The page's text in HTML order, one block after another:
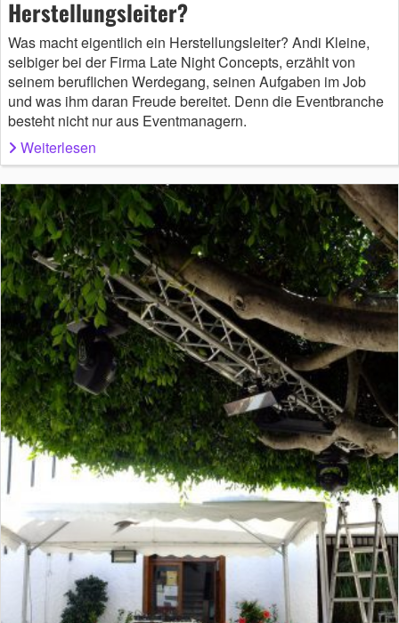
Herstellungsleiter?
Was macht eigentlich ein Herstellungsleiter? Andi Kleine,
selbiger bei der Firma Late Night Concepts, erzählt von
seinem beruflichen Werdegang, seinen Aufgaben im Job
und was ihm daran Freude bereitet. Denn die Eventbranche
besteht nicht nur aus Eventmanagern.
Weiterlesen